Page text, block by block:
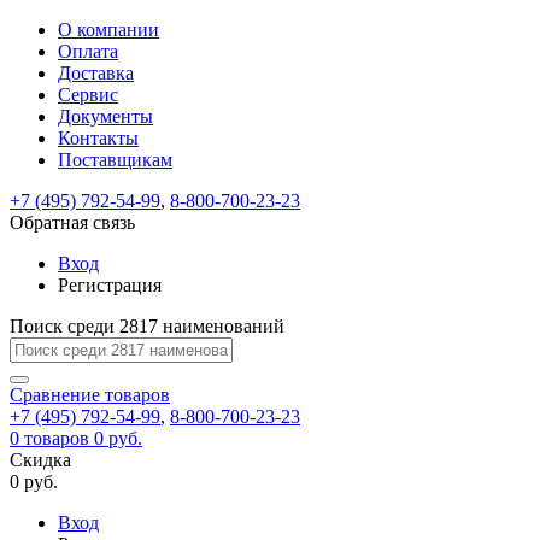
ВходРегистрация
test@example.com
отправлена
по
ней
завершения
регистрации.
Ок
Запомнить
меня
Забыли
Восстановление
пароля
Заполните
форму.
Мы
отправим
ссылку
указанный
электронный
перейдя
по
которой
вы
задать
На
вашу
почту
test@test.ru
ссылка.
Перейдите
по
для
смены
пароля.
Введите
новый
пароль
Сменить
Пароль
успешно
восстановлен
Обратная
связь
Сообщение
пользовательского
сообщение
успешно
отправлено.
О компании
Оплата
Доставка
Сервис
Документы
Контакты
Поставщикам
+7 (495) 792-54-99, 8-800-700-23-23
Обратная связь
Вход
Регистрация
Поиск среди 2817 наименований
Сравнение товаров
+7 (495) 792-54-99, 8-800-700-23-23
0 товаров 0 руб.
Скидка
0 руб.
Вход